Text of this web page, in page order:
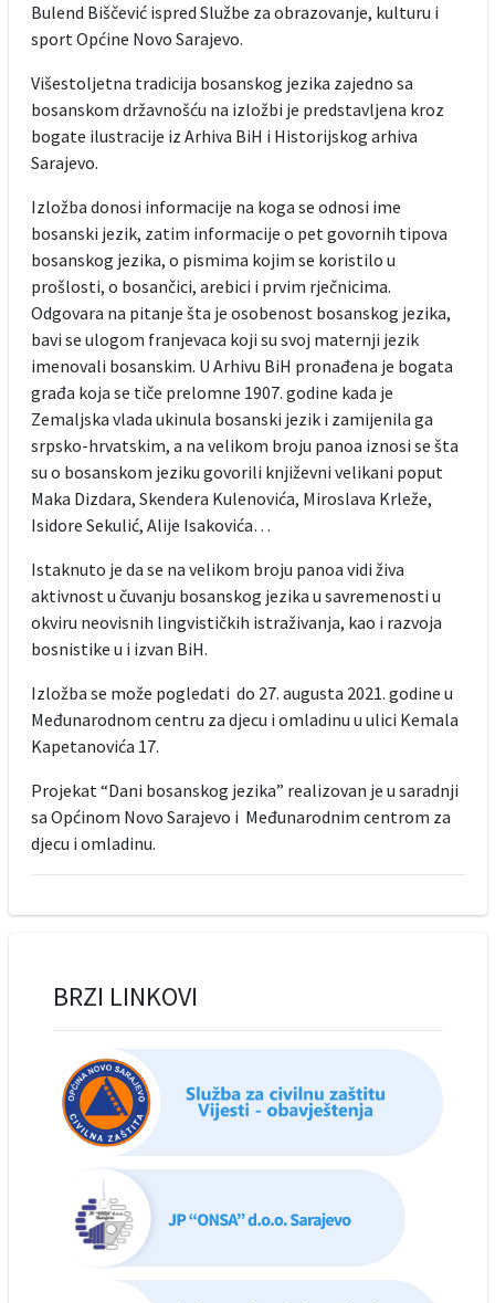
Bulend Biščević ispred Službe za obrazovanje, kulturu i
sport Općine Novo Sarajevo.
Višestoljetna tradicija bosanskog jezika zajedno sa
bosanskom državnošću na izložbi je predstavljena kroz
bogate ilustracije iz Arhiva BiH i Historijskog arhiva
Sarajevo.
Izložba donosi informacije na koga se odnosi ime
bosanski jezik, zatim informacije o pet govornih tipova
bosanskog jezika, o pismima kojim se koristilo u
prošlosti, o bosančici, arebici i prvim rječnicima.
Odgovara na pitanje šta je osobenost bosanskog jezika,
bavi se ulogom franjevaca koji su svoj maternji jezik
imenovali bosanskim. U Arhivu BiH pronađena je bogata
građa koja se tiče prelomne 1907. godine kada je
Zemaljska vlada ukinula bosanski jezik i zamijenila ga
srpsko-hrvatskim, a na velikom broju panoa iznosi se šta
su o bosanskom jeziku govorili književni velikani poput
Maka Dizdara, Skendera Kulenovića, Miroslava Krleže,
Isidore Sekulić, Alije Isakovića…
Istaknuto je da se na velikom broju panoa vidi živa
aktivnost u čuvanju bosanskog jezika u savremenosti u
okviru neovisnih lingvističkih istraživanja, kao i razvoja
bosnistike u i izvan BiH.
Izložba se može pogledati do 27. augusta 2021. godine u
Međunarodnom centru za djecu i omladinu u ulici Kemala
Kapetanovića 17.
Projekat “Dani bosanskog jezika” realizovan je u saradnji
sa Općinom Novo Sarajevo i Međunarodnim centrom za
djecu i omladinu.
BRZI LINKOVI